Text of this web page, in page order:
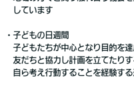
しています
・子どもの日週間
子どもたちが中心となり目的を達
友だちと協力し計画を立てたりす
自ら考え行動することを経験す